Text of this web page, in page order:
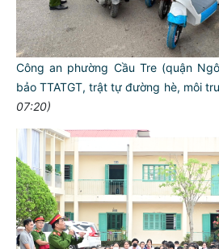
Công an phường Cầu Tre (quận
bảo TTATGT, trật tự đường hè, môi
07:20)
TƯ CÁCH
NGƯỜI CÔNG AN